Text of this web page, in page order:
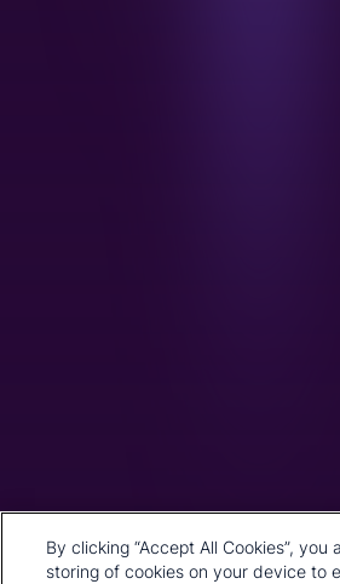
领导团队
地址
我们的方法论
偏
隐
条
By clicking “Accept All Cookies”, you
storing of cookies on your device to